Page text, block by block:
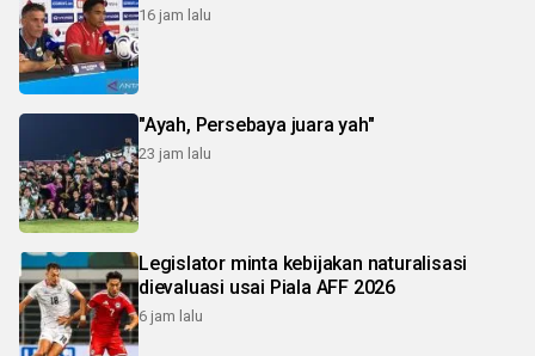
16 jam lalu
"Ayah, Persebaya juara yah"
23 jam lalu
Legislator minta kebijakan naturalisasi
dievaluasi usai Piala AFF 2026
6 jam lalu